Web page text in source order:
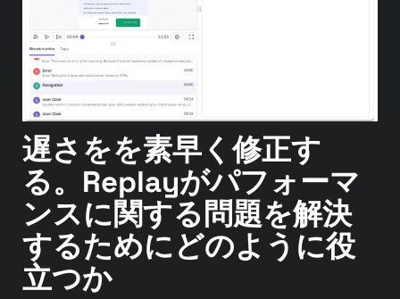
遅さをを素早く修正す
る。Replayがパフォーマ
ンスに関する問題を解決
するためにどのように役
立つか